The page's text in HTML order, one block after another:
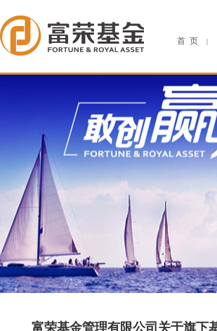
首 页 |
富荣基金管理有限公司关于旗下